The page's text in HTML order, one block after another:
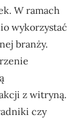
W ramach
wykorzystać
branży.
z witryną.
czy